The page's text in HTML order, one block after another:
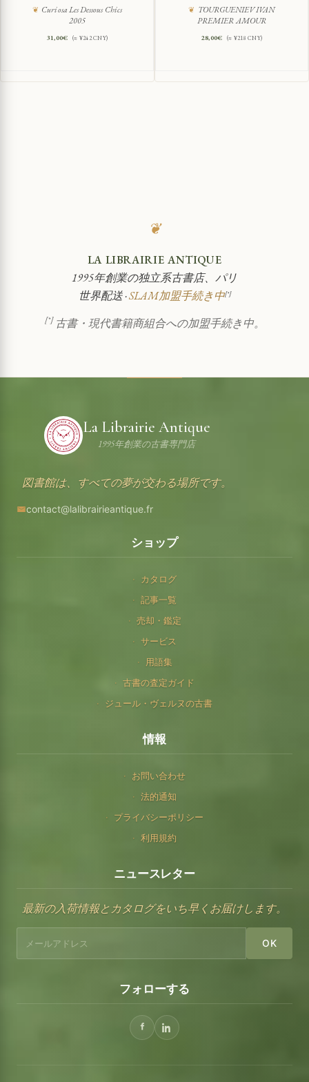
Curiosa Les Dessous Chics
2005
31,00€ (≈ ¥242 CNY)
TOURGUENIEV IVAN
PREMIER AMOUR
28,00€ (≈ ¥218 CNY)
❦
LA LIBRAIRIE ANTIQUE
1995年創業の独立系古書店、パリ
世界配送 ·SLAM加盟手続き中[*]
[*]古書・現代書籍商組合への加盟手続き中。
La Librairie Antique
1995年創業の古書専門店
図書館は、すべての夢が交わる場所です。
contact@lalibrairieantique.fr
ショップ
カタログ
記事一覧
売却・鑑定
サービス
用語集
古書の査定ガイド
ジュール・ヴェルヌの古書
情報
お問い合わせ
法的通知
プライバシーポリシー
利用規約
ニュースレター
最新の入荷情報とカタログをいち早くお届けします。
OK
フォローする